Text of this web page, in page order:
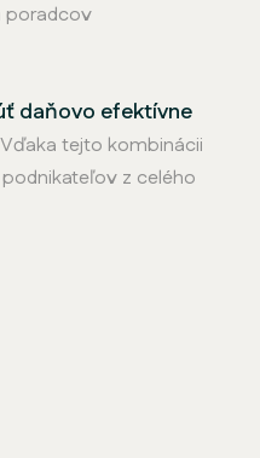
poradcov
daňovo efektívne
Vďaka tejto kombinácii
z celého